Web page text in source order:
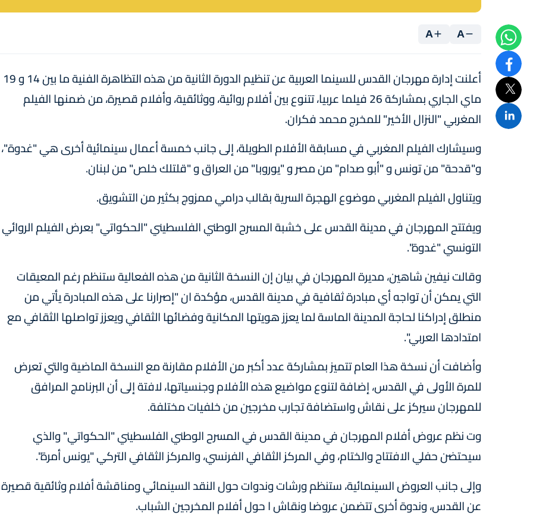
A
A
أعلنت إدارة مهرجان القدس للسينما العربية عن تنظيم الدورة الثانية من هذه التظاهرة الفنية ما بين 14 و 19
ماي الجاري بمشاركة 26 فيلما عربيا، تتنوع بين أفلام روائية، ووثائقية، وأفلام قصيرة، من ضمنها الفيلم
المغربي "النزال الأخير" للمخرج محمد فكران.
وسيشارك الفيلم المغربي في مسابقة الأفلام الطويلة، إلى جانب خمسة أعمال سينمائية أخرى هي "غدوة"،
و"قدحة" من تونس و "أبو صدام" من مصر و "يوروبا" من العراق و "قلتلك خلص" من لبنان.
ويتناول الفيلم المغربي موضوع الهجرة السرية بقالب درامي ممزوج بكثير من التشويق.
ويفتتح المهرجان في مدينة القدس على خشبة المسرح الوطني الفلسطيني "الحكواتي" بعرض الفيلم الروائي
التونسي "غدوة".
وقالت نيفين شاهين، مديرة المهرجان في بيان إن النسخة الثانية من هذه الفعالية ستنظم رغم المعيقات
التي يمكن أن تواجه أي مبادرة ثقافية في مدينة القدس، مؤكدة ان "إصرارنا على هذه المبادرة يأتي من
منطلق إدراكنا لحاجة المدينة الماسة لما يعزز هويتها المكانية وفضائها الثقافي ويعزز تواصلها الثقافي مع
امتدادها العربي".
وأضافت أن نسخة هذا العام تتميز بمشاركة عدد أكبر من الأفلام مقارنة مع النسخة الماضية والتي تعرض
للمرة الأولى في القدس، إضافة لتنوع مواضيع هذه الأفلام وجنسياتها، لافتة إلى أن البرنامج المرافق
للمهرجان سيركز على نقاش واستضافة تجارب مخرجين من خلفيات مختلفة.
وت نظم عروض أفلام المهرجان في مدينة القدس في المسرح الوطني الفلسطيني "الحكواتي" والذي
سيحتضن حفلي الافتتاح والختام، وفي المركز الثقافي الفرنسي، والمركز الثقافي التركي "يونس أمرة".
وإلى جانب العروض السينمائية، ستنظم ورشات وندوات حول النقد السينمائي ومناقشة أفلام وثائقية قصيرة
عن القدس، وندوة أخرى تتضمن عروضا ونقاش ا حول أفلام المخرجين الشباب.